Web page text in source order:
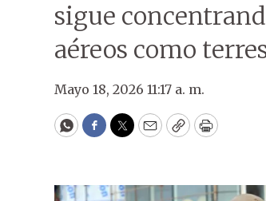
sigue
aéreos como
Mayo 18, 2026 11:17 a. m.
WhatsApp
Facebook
Twitter
EmailCopyPrint